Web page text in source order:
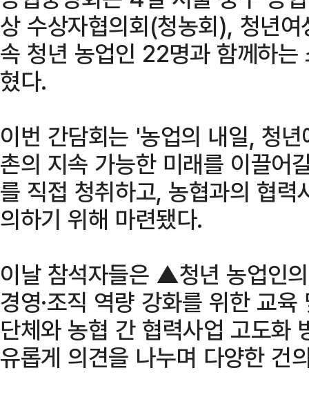
상 수상자협의회(청농회), 청년
속 청년 농업인 22명과 함께하
혔다.
이번 간담회는 '농업의 내일, 청
촌의 지속 가능한 미래를 이끌어
를 직접 청취하고, 농협과의 협
의하기 위해 마련됐다.
이날 참석자들은 ▲청년 농업인
경영·조직 역량 강화를 위한 교
단체와 농협 간 협력사업 고도화
유롭게 의견을 나누며 다양한 건